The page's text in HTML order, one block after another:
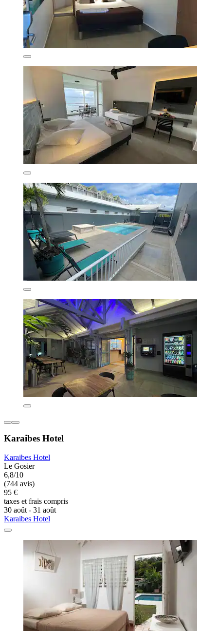
Karaibes Hotel
Karaibes Hotel
Le Gosier
6,8/10
(744 avis)
95 €
taxes et frais compris
30 août - 31 août
Karaibes Hotel